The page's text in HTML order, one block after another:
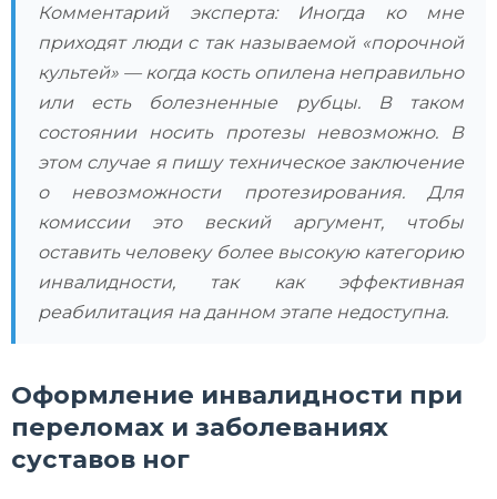
Комментарий эксперта: Иногда ко мне
приходят люди с так называемой «порочной
культей» — когда кость опилена неправильно
или есть болезненные рубцы. В таком
состоянии носить протезы невозможно. В
этом случае я пишу техническое заключение
о невозможности протезирования. Для
комиссии это веский аргумент, чтобы
оставить человеку более высокую категорию
инвалидности, так как эффективная
реабилитация на данном этапе недоступна.
Оформление инвалидности при
переломах и заболеваниях
суставов ног